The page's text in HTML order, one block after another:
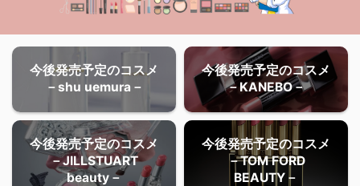
今後発売予定のコスメ
－shu uemura－
今後発売予定のコスメ
－KANEBO－
今後発売予定のコスメ
－JILLSTUART
beauty－
今後発売予定のコスメ
－TOM FORD
BEAUTY－